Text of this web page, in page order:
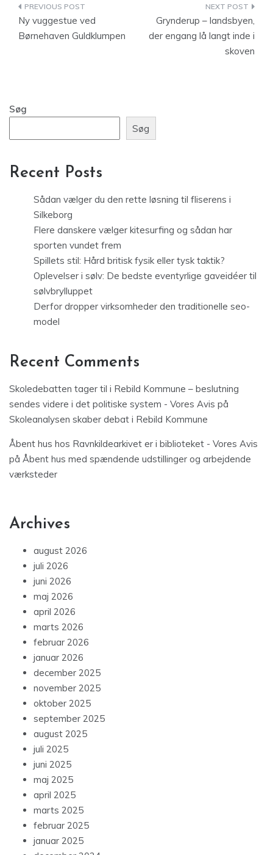
Indlægsnavigation
Ny vuggestue ved
Børnehaven Guldklumpen
Grynderup – landsbyen,
der engang lå langt inde i
skoven
Søg
Søg
Recent Posts
Sådan vælger du den rette løsning til fliserens i
Silkeborg
Flere danskere vælger kitesurfing og sådan har
sporten vundet frem
Spillets stil: Hård britisk fysik eller tysk taktik?
Oplevelser i sølv: De bedste eventyrlige gaveidéer til
sølvbrylluppet
Derfor dropper virksomheder den traditionelle seo-
model
Recent Comments
Skoledebatten tager til i Rebild Kommune – beslutning
sendes videre i det politiske system - Vores Avis på
Skoleanalysen skaber debat i Rebild Kommune
Åbent hus hos Ravnkildearkivet er i biblioteket - Vores Avis
på Åbent hus med spændende udstillinger og arbejdende
værksteder
Archives
august 2026
juli 2026
juni 2026
maj 2026
april 2026
marts 2026
februar 2026
januar 2026
december 2025
november 2025
oktober 2025
september 2025
august 2025
juli 2025
juni 2025
maj 2025
april 2025
marts 2025
februar 2025
januar 2025